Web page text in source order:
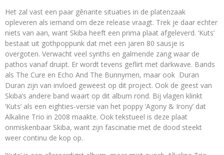
Het zal vast een paar gênante situaties in de platenzaak
opleveren als iemand om deze release vraagt. Trek je daar echter
niets van aan, want Skiba heeft een prima plaat afgeleverd. ‘Kuts’
bestaat uit gothpoppunk dat met een jaren 80 sausje is
overgoten. Verwacht veel synths en galmende zang waar de
pathos vanaf druipt. Er wordt tevens geflirt met darkwave. Bands
als The Cure en Echo And The Bunnymen, maar ook Duran
Duran zijn van invloed geweest op dit project. Ook de geest van
Skiba’s andere band waart op dit album rond. Bij vlagen klinkt
‘Kuts’ als een eighties-versie van het poppy ‘Agony & Irony’ dat
Alkaline Trio in 2008 maakte. Ook tekstueel is deze plaat
onmiskenbaar Skiba, want zijn fascinatie met de dood steekt
weer continu de kop op.